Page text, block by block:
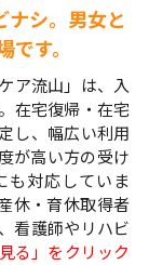
シ。男女と
す。
ア流山」は、入
在宅復帰・在宅
し、幅広い利用
が高い方の受け
も対応していま
休・育休取得者
看護師やリハビ
る」をクリック